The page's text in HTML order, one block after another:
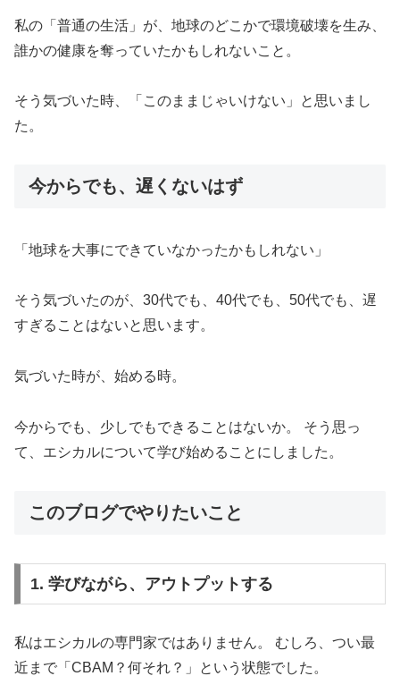
私の「普通の生活」が、地球のどこかで環境破壊を生み、
誰かの健康を奪っていたかもしれないこと。
そう気づいた時、「このままじゃいけない」と思いまし
た。
今からでも、遅くないはず
「地球を大事にできていなかったかもしれない」
そう気づいたのが、30代でも、40代でも、50代でも、遅
すぎることはないと思います。
気づいた時が、始める時。
今からでも、少しでもできることはないか。 そう思っ
て、エシカルについて学び始めることにしました。
このブログでやりたいこと
1. 学びながら、アウトプットする
私はエシカルの専門家ではありません。 むしろ、つい最
近まで「CBAM？何それ？」という状態でした。